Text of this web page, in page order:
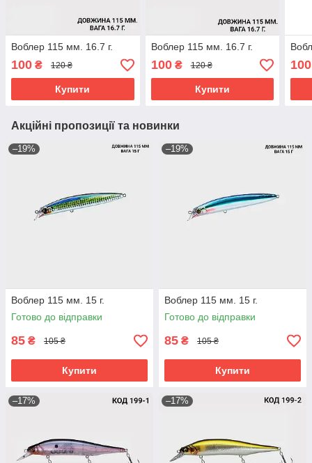
Воблер 115 мм. 16.7 г.
100 ₴ 120 ₴
Купити
Воблер 115 мм. 16.7 г.
100₴ 120 ₴
Купити
100
Акційні пропозиції та новинки
–19%
Воблер 115 мм. 15 г.
Готово до відправки
85 ₴ 105 ₴
Купити
–19%
Воблер 115 мм. 15 г.
Готово до відправки
85 ₴ 105 ₴
Купити
–17% –17%